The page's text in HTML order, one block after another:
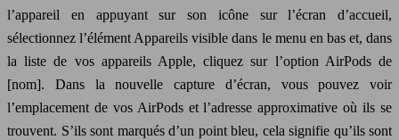
l’appareil en appuyant sur son icône sur l’écran d’accueil,
sélectionnez l’élément Appareils visible dans le menu en bas et, dans
la liste de vos appareils Apple, cliquez sur l’option AirPods de
[nom]. Dans la nouvelle capture d’écran, vous pouvez voir
l’emplacement de vos AirPods et l’adresse approximative où ils se
trouvent. S’ils sont marqués d’un point bleu, cela signifie qu’ils sont